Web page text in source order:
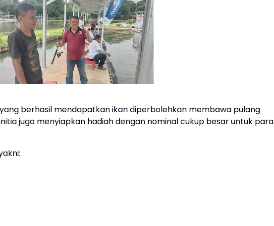
berhasil mendapatkan ikan diperbolehkan membawa pulang
juga menyiapkan hadiah dengan nominal cukup besar untuk para